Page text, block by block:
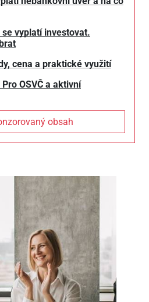
vyplatí investovat.
cena a praktické využití
OSVČ a aktivní
obsah